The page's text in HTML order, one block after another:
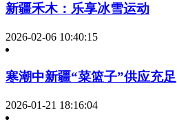
新疆禾木：乐享冰雪运动
2026-02-06 10:40:15
寒潮中新疆“菜篮子”供应充足
2026-01-21 18:16:04